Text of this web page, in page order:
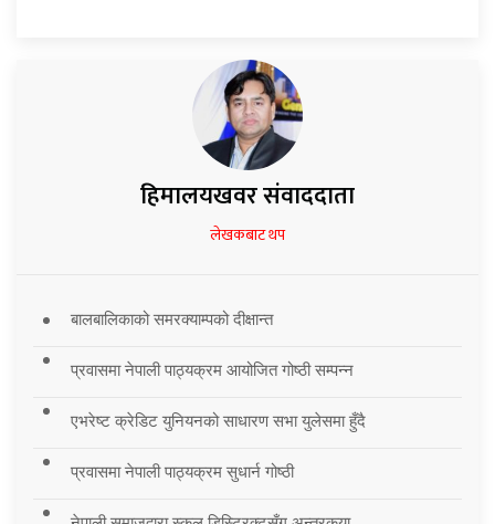
हिमालयखवर संवाददाता
लेखकबाट थप
बालबालिकाको समरक्याम्पको दीक्षान्त
प्रवासमा नेपाली पाठ्यक्रम आयोजित गोष्ठी सम्पन्न
एभरेष्ट क्रेडिट युनियनको साधारण सभा युलेसमा हुँदै
प्रवासमा नेपाली पाठ्यक्रम सुधार्न गोष्ठी